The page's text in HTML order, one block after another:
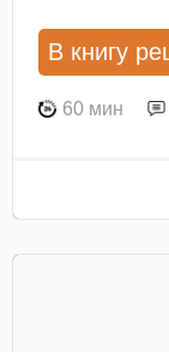
В книгу
60 мин